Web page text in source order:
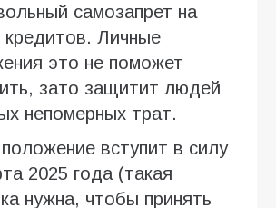
самозапрет на
кредитов. Личные
это не поможет
зато защитит людей
непомерных трат.
вступит в силу
2025 года (такая
нужна, чтобы принять